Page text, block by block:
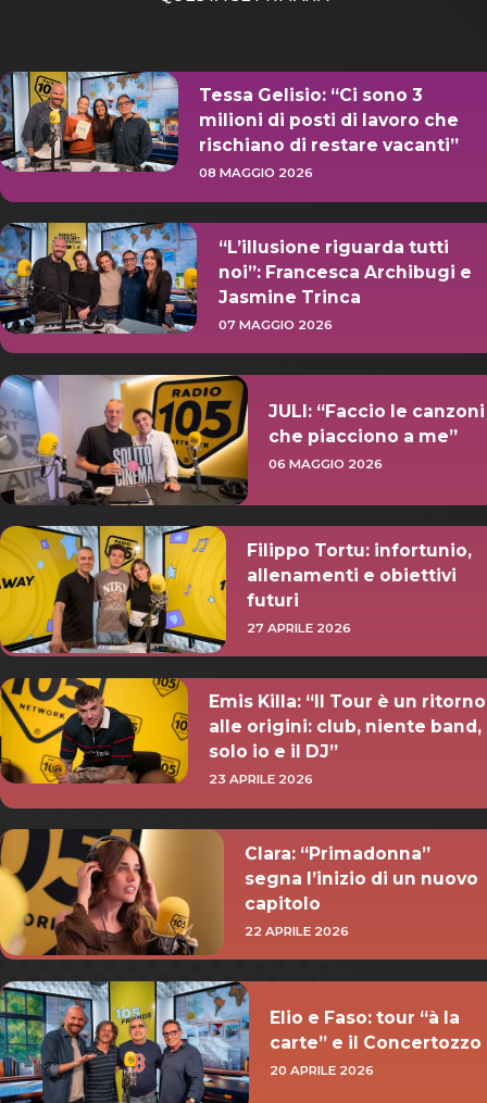
Tessa Gelisio: “Ci sono 3
milioni di posti di lavoro che
rischiano di restare vacanti”
08 MAGGIO 2026
“L’illusione riguarda tutti
noi”: Francesca Archibugi e
Jasmine Trinca
07 MAGGIO 2026
JULI: “Faccio le canzoni
che piacciono a me”
06 MAGGIO 2026
Filippo Tortu: infortunio,
allenamenti e obiettivi
futuri
27 APRILE 2026
Emis Killa: “Il Tour è un ritorno
alle origini: club, niente band,
solo io e il DJ”
23 APRILE 2026
Clara: “Primadonna”
segna l’inizio di un nuovo
capitolo
22 APRILE 2026
Elio e Faso: tour “à la
carte” e il Concertozzo
20 APRILE 2026